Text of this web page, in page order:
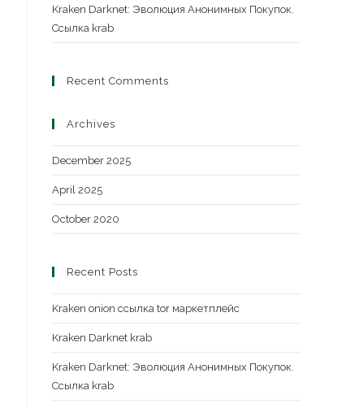
Kraken Darknet: Эволюция Анонимных Покупок.
Ссылка krab
Recent Comments
Archives
December 2025
April 2025
October 2020
Recent Posts
Kraken onion ссылка tor маркетплейс
Kraken Darknet krab
Kraken Darknet: Эволюция Анонимных Покупок.
Ссылка krab